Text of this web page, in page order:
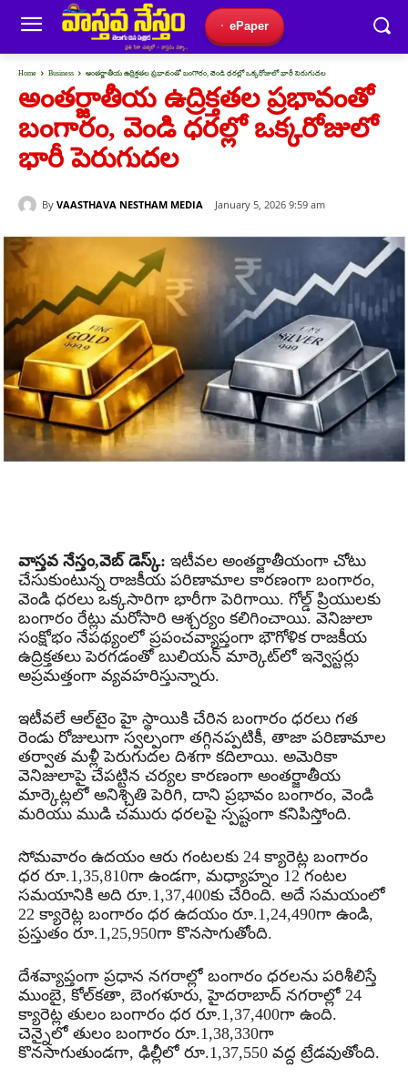
ePaper
Home Business అంతర్జాతీయ ఉద్రిక్తతల ప్రభావంతో బంగారం, వెండి ధరల్లో ఒక్కరోజులో భారీ పెరుగుదల
అంతర్జాతీయ ఉద్రిక్తతల ప్రభావంతో
బంగారం, వెండి ధరల్లో ఒక్కరోజులో
భారీ పెరుగుదల
By VAASTHAVA NESTHAM MEDIA January 5, 2026 9:59 am
వాస్తవ నేస్తం,వెబ్ డెస్క్: ఇటీవల అంతర్జాతీయంగా చోటు
చేసుకుంటున్న రాజకీయ పరిణామాల కారణంగా బంగారం,
వెండి ధరలు ఒక్కసారిగా భారీగా పెరిగాయి. గోల్డ్ ప్రియులకు
బంగారం రేట్లు మరోసారి ఆశ్చర్యం కలిగించాయి. వెనిజులా
సంక్షోభం నేపథ్యంలో ప్రపంచవ్యాప్తంగా భౌగోళిక రాజకీయ
ఉద్రిక్తతలు పెరగడంతో బులియన్ మార్కెట్‌లో ఇన్వెస్టర్లు
అప్రమత్తంగా వ్యవహరిస్తున్నారు.
ఇటీవలే ఆల్‌టైం హై స్థాయికి చేరిన బంగారం ధరలు గత
రెండు రోజులుగా స్వల్పంగా తగ్గినప్పటికీ, తాజా పరిణామాల
తర్వాత మళ్లీ పెరుగుదల దిశగా కదిలాయి. అమెరికా
వెనిజులాపై చేపట్టిన చర్యల కారణంగా అంతర్జాతీయ
మార్కెట్లలో అనిశ్చితి పెరిగి, దాని ప్రభావం బంగారం, వెండి
మరియు ముడి చమురు ధరలపై స్పష్టంగా కనిపిస్తోంది.
సోమవారం ఉదయం ఆరు గంటలకు 24 క్యారెట్ల బంగారం
ధర రూ.1,35,810గా ఉండగా, మధ్యాహ్నం 12 గంటల
సమయానికి అది రూ.1,37,400కు చేరింది. అదే సమయంలో
22 క్యారెట్ల బంగారం ధర ఉదయం రూ.1,24,490గా ఉండి,
ప్రస్తుతం రూ.1,25,950గా కొనసాగుతోంది.
దేశవ్యాప్తంగా ప్రధాన నగరాల్లో బంగారం ధరలను పరిశీలిస్తే
ముంబై, కోల్‌కతా, బెంగళూరు, హైదరాబాద్ నగరాల్లో 24
క్యారెట్ల తులం బంగారం ధర రూ.1,37,400గా ఉంది.
చెన్నైలో తులం బంగారం రూ.1,38,330గా
కొనసాగుతుండగా, ఢిల్లీలో రూ.1,37,550 వద్ద ట్రేడవుతోంది.